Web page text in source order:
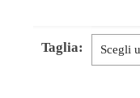
Taglia: